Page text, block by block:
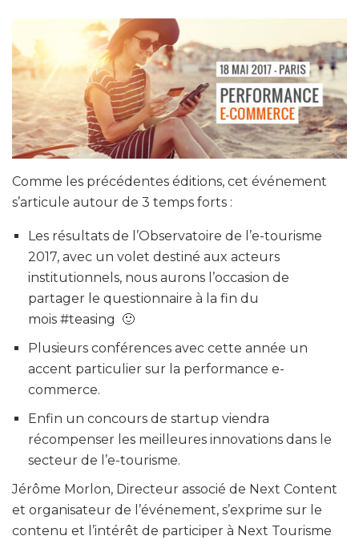
Comme les précédentes éditions, cet événement
s’articule autour de 3 temps forts :
Les résultats de l’Observatoire de l’e-tourisme
2017, avec un volet destiné aux acteurs
institutionnels, nous aurons l’occasion de
partager le questionnaire à la fin du
mois #teasing 🙂
Plusieurs conférences avec cette année un
accent particulier sur la performance e-
commerce.
Enfin un concours de startup viendra
récompenser les meilleures innovations dans le
secteur de l’e-tourisme.
Jérôme Morlon, Directeur associé de Next Content
et organisateur de l’événement, s’exprime sur le
contenu et l’intérêt de participer à Next Tourisme